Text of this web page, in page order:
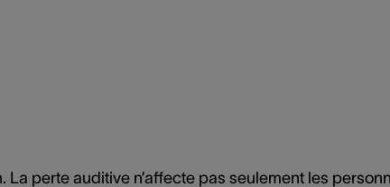
perte auditive n’affecte pas seulement les